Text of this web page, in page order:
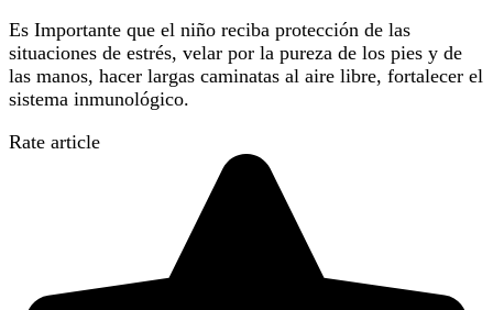
Es Importante que el niño reciba protección de las
situaciones de estrés, velar por la pureza de los pies y de
las manos, hacer largas caminatas al aire libre, fortalecer el
sistema inmunológico.
Rate article